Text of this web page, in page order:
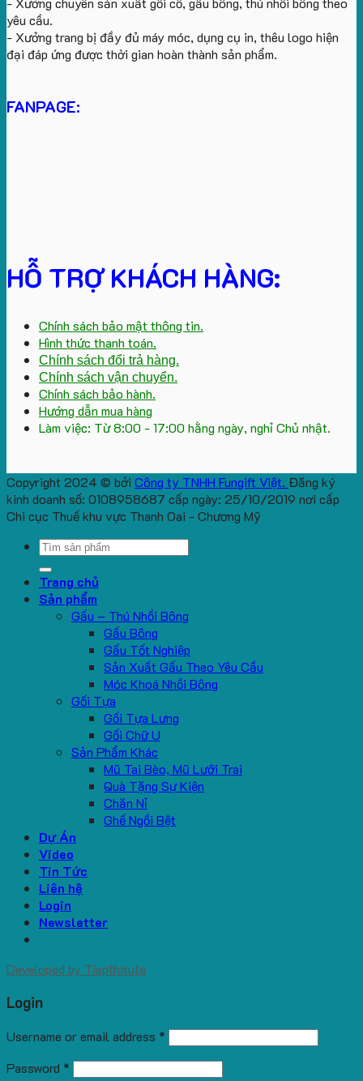
yêu cầu.
- Xưởng trang bị đầy đủ máy móc, dụng cụ in, thêu logo hiện
đại đáp ứng được thời gian hoàn thành sản phẩm.
FANPAGE:
HỖ TRỢ KHÁCH HÀNG:
Chính sách bảo mật thông tin.
Hình thức thanh toán.
Chính sách đổi trả hàng.
Chính sách vận chuyển.
Chính sách bảo hành.
Hướng dẫn mua hàng
Làm việc: Từ 8:00 - 17:00 hằng ngày, nghỉ Chủ nhật.
Copyright 2024 © bởi Công ty TNHH Fungift Việt. Đăng ký
kinh doanh số: 0108958687 cấp ngày: 25/10/2019 nơi cấp
Chi cục Thuế khu vực Thanh Oai - Chương Mỹ
Search
for:
Trang chủ
Sản phẩm
Gấu – Thú Nhồi Bông
Gấu Bông
Gấu Tốt Nghiệp
Sản Xuất Gấu Theo Yêu Cầu
Móc Khoá Nhồi Bông
Gối Tựa
Gối Tựa Lưng
Gối Chữ U
Sản Phẩm Khác
Mũ Tai Bèo, Mũ Lưỡi Trai
Quà Tặng Sự Kiện
Chăn Nỉ
Ghế Ngồi Bệt
Dự Án
Video
Tin Tức
Liên hệ
Login
Newsletter
Developed by Tiepthitute
Login
Username or email address *
Password *